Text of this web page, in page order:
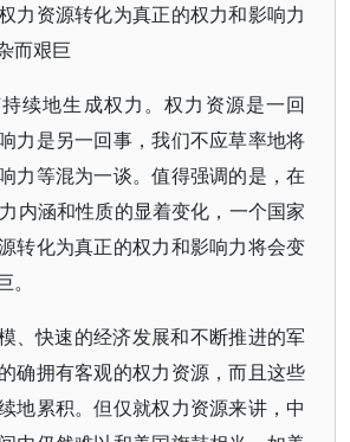
力资源转化为真正的权力和影响力
而艰巨
续地生成权力。权力资源是一回
力是另一回事，我们不应草率地将
力等混为一谈。值得强调的是，在
内涵和性质的显着变化，一个国家
转化为真正的权力和影响力将会变
、快速的经济发展和不断推进的军
确拥有客观的权力资源，而且这些
地累积。但仅就权力资源来讲，中